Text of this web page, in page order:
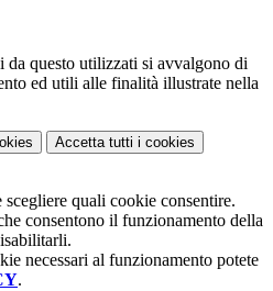
da questo utilizzati si avvalgono di
ed utili alle finalità illustrate nella
Accetta tutti i cookies
scegliere quali cookie consentire.
consentono il funzionamento della
necessari al funzionamento potete
.